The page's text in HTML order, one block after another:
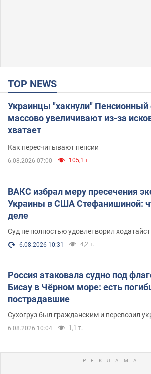
TOP NEWS
Украинцы "хакнули"
массово увеличивают из-за
хватает
Как пересчитывают пенсии
6.08.2026 07:00 105,1 т.
ВАКС избрал меру пресечения
Украины в США Стефанишиной:
деле
Суд не полностью удовлетворил
6.08.2026 10:31 4,2 т.
Россия атаковала судно под
Бисау в Чёрном море: есть
пострадавшие
Сухогруз был гражданским и перевозил
6.08.2026 10:04 1,1 т.